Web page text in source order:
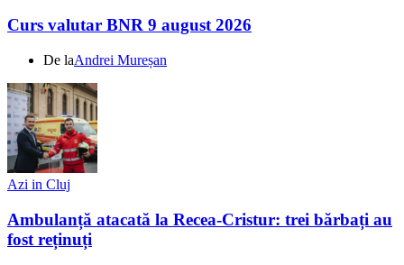
Curs valutar BNR 9 august 2026
De laAndrei Mureșan
Azi in Cluj
Ambulanță atacată la Recea-Cristur: trei bărbați au
fost reținuți